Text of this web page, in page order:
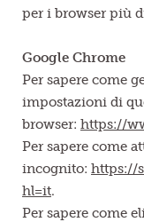
per i browser più
Google Chrome
Per sapere come
impostazioni di
browser: https://
Per sapere come
incognito: https://
hl=it.
Per sapere come